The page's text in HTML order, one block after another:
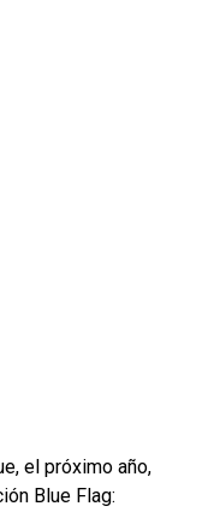
el próximo año,
Blue Flag: